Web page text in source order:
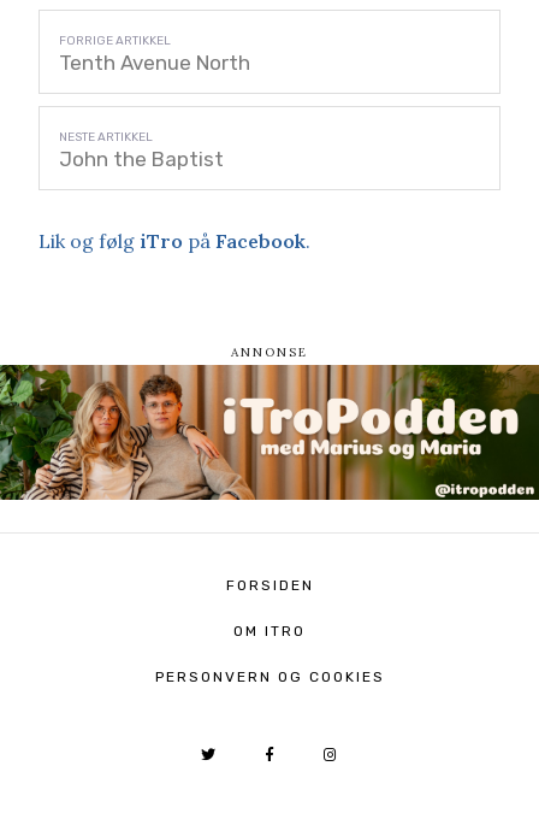
Tenth Avenue North
John the Baptist
Lik og følg iTro på Facebook.
FORSIDEN
OM ITRO
PERSONVERN OG COOKIES